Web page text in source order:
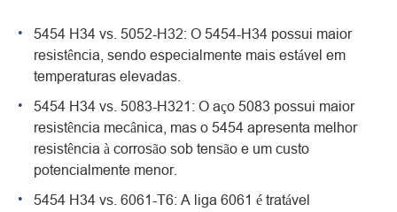
5454 H34 vs. 5052-H32: O 5454-H34 possui maior
resistência, sendo especialmente mais estável em
temperaturas elevadas.
5454 H34 vs. 5083-H321: O aço 5083 possui maior
resistência mecânica, mas o 5454 apresenta melhor
resistência à corrosão sob tensão e um custo
potencialmente menor.
5454 H34 vs. 6061-T6: A liga 6061 é tratável